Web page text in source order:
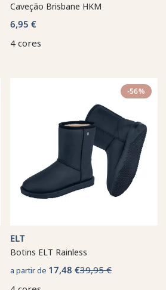
Caveção Brisbane HKM
6,95 €
4 cores
-56%
ELT
Botins ELT Rainless
a partir de 17,48 €39,95 €